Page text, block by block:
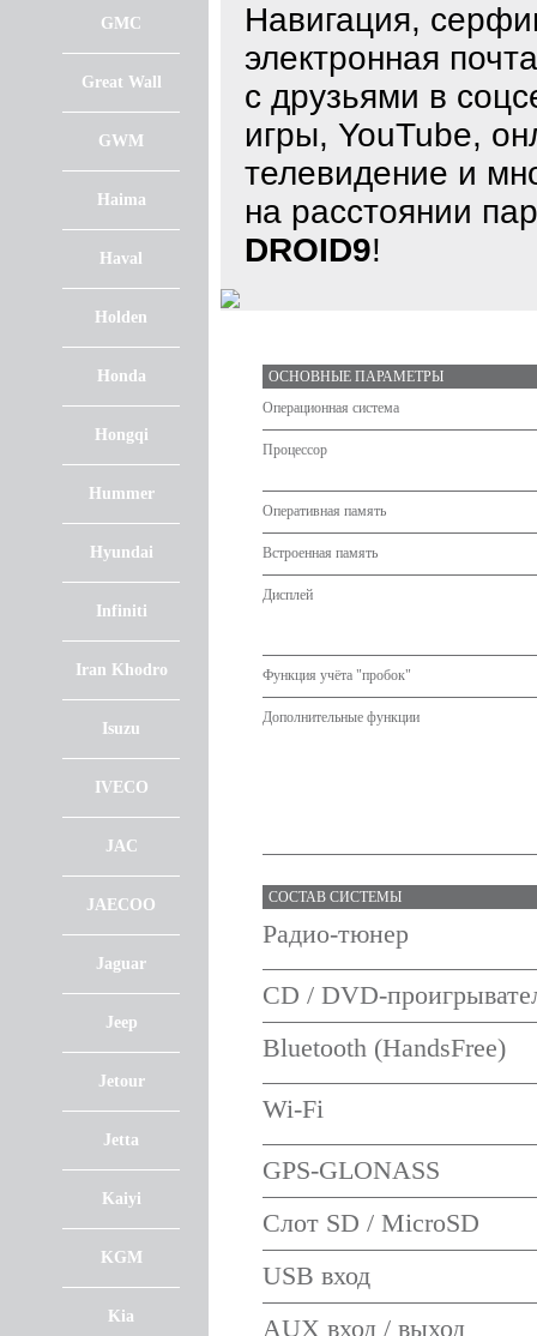
GMC
Great Wall
GWM
Haima
Haval
Holden
Honda
Hongqi
Hummer
Hyundai
Infiniti
Iran Khodro
Isuzu
IVECO
JAC
JAECOO
Jaguar
Jeep
Jetour
Jetta
Kaiyi
KGM
Kia
Навигация,
электронная
с друзьями в
игры, YouTube,
телевидение и
на расстоянии
DROID9!
ОСНОВНЫЕ ПАРАМЕТРЫ
Операционная система
Процессор
Оперативная память
Встроенная память
Дисплей
Функция учёта "пробок"
Дополнительные функции
СОСТАВ СИСТЕМЫ
Радио-тюнер
CD / DVD-
Bluetooth (HandsFree)
Wi-Fi
GPS-GLONASS
Слот SD / MicroSD
USB вход
AUX вход / выход